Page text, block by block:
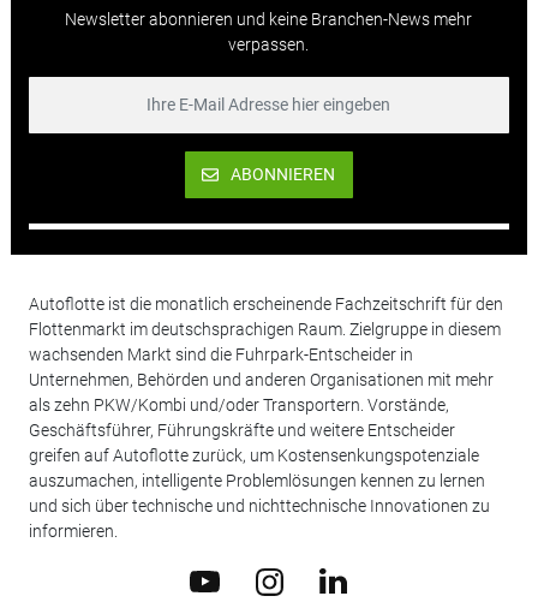
Newsletter abonnieren und keine Branchen-News mehr
verpassen.
ABONNIEREN
Autoflotte ist die monatlich erscheinende Fachzeitschrift für den
Flottenmarkt im deutschsprachigen Raum. Zielgruppe in diesem
wachsenden Markt sind die Fuhrpark-Entscheider in
Unternehmen, Behörden und anderen Organisationen mit mehr
als zehn PKW/Kombi und/oder Transportern. Vorstände,
Geschäftsführer, Führungskräfte und weitere Entscheider
greifen auf Autoflotte zurück, um Kostensenkungspotenziale
auszumachen, intelligente Problemlösungen kennen zu lernen
und sich über technische und nichttechnische Innovationen zu
informieren.